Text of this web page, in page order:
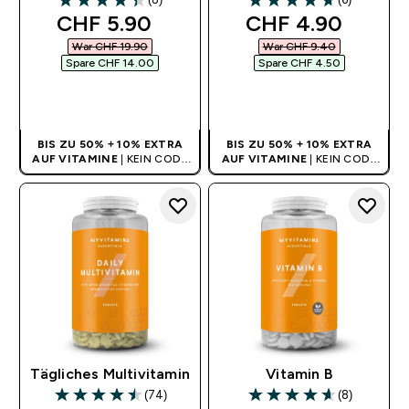
4.38 out of 5 stars
discounted price
CHF 5.90‎
War CHF 19.90‎
Spare CHF 14.00‎
BIS ZU 50% + 10% EXTRA
AUF VITAMINE | KEIN CODE
BENÖTIGT
4.67 out of 5 stars
discounted
CHF 4.90‎
War CHF 9.40‎
Spare CHF 4.50‎
BIS ZU 50% + 10% EXTRA
AUF VITAMINE | KEIN CODE
BENÖTIGT
Tägliches Multivitamin
4.53 out of 5 stars
(74)
Vitamin B
4.63 out of 5 stars
(8)